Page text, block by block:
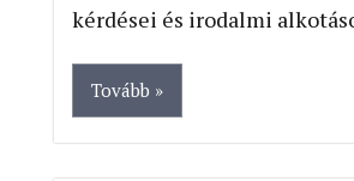
kérdései és irodalmi
Tovább »